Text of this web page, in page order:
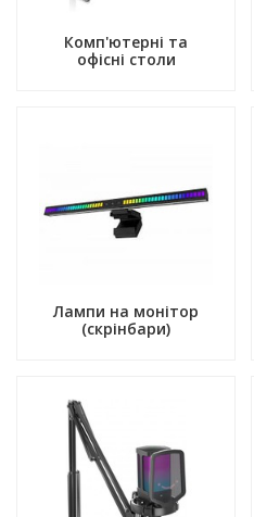
Комп'ютерні та
офісні столи
Лампи на монітор
(скрінбари)